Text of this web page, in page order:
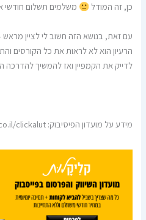
כן, זה המודל
משלמים תשלום חודשי
עם זאת, בנושא הזה חשוב לי לציין
הרעיון הוא לא לראות את כל הקורסים
לדייק את הקמפיין ואז להמשיך להדרכה
מידע על מועדון הפיסיבוק: https://www.bomsite.co.il/clickalut/